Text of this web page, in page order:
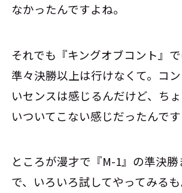
なかったんですよね。
それでも『キングオブコント』
準々決勝以上は行けなくて。コ
いセンスは感じるんだけど、ち
いついてこない感じだったんです
ところが漫才で『M-1』の準決
で、いろいろ試してやってみる